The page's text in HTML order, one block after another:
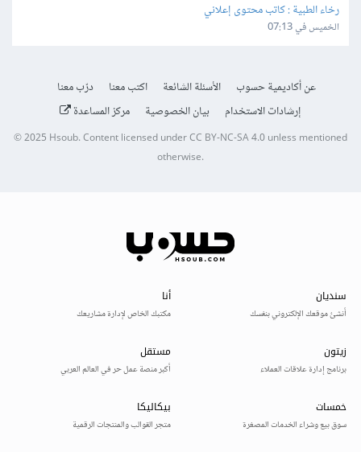
رخاء الطبية : كاتب محتوى إعلاني
الخميس في 07:13
عن أكاديمية حسوب الأسئلة الشائعة اكتب معنا
درّب معنا
إرشادات الاستخدام
بيان الخصوصية مركز المساعدة
© 2025 Hsoub.Content licensed underCC BY-NC-SA 4.0unless mentioned
otherwise.